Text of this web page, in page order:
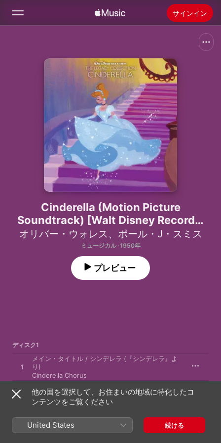
サインイン
Apple Musicをインストール
Cinderella (Motion Picture
Soundtrack) [Walt Disney Records:
The Legacy Collection]
オリバー・ウォレス、 ポール・J・スミス
ミュージカル · 1950年
プレビュー
ディスク1
1
メイン・タイトル / シンデレラ (『シンデレラ』よ
り)
Cinderella Chorus
2
夢はひそかに (『シンデレラ』より)
アイリーン・ウッズ 、 マイス・コーラス
にわとりに餌を / 朝食を運ぶ / 私たちの時間 (『シ
ンデレラ』より)
マック・デヴィッド、オリバー・ウォレス、アル・ホフマン
他の国を選択して、お住まいの地域に特化したコ
ンテンツをご覧ください
United States 続ける